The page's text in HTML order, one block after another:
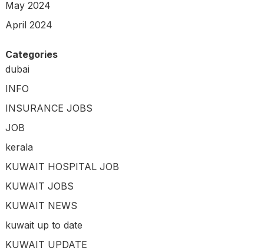
May 2024
April 2024
Categories
dubai
INFO
INSURANCE JOBS
JOB
kerala
KUWAIT HOSPITAL JOB
KUWAIT JOBS
KUWAIT NEWS
kuwait up to date
KUWAIT UPDATE